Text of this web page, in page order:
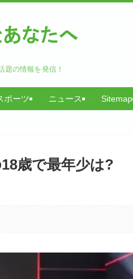
題の情報を発信！
ポーツ ニュース Sitemap
歳で最年少は?